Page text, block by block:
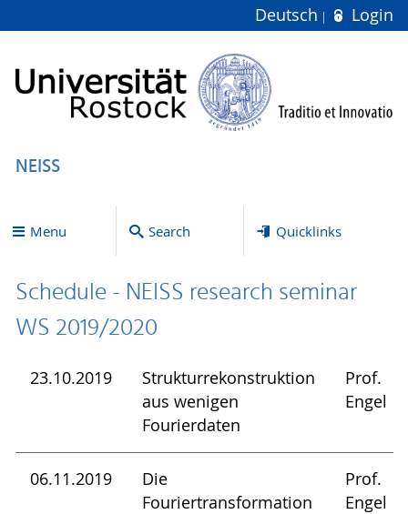
Deutsch Login
NEISS
Menu Search Quicklinks
Schedule - NEISS research seminar
WS 2019/2020
23.10.2019
Strukturrekonstruktion
aus wenigen
Fourierdaten
Prof.
Engel
06.11.2019
Die
Fouriertransformation
Prof.
Engel